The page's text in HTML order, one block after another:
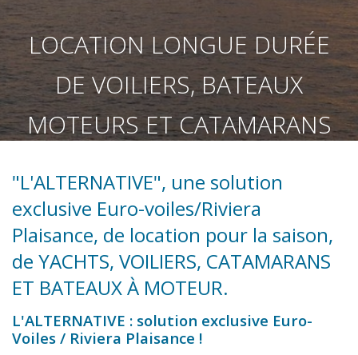
LOCATION LONGUE DURÉE
DE VOILIERS, BATEAUX
MOTEURS ET CATAMARANS
"L'ALTERNATIVE", une solution
exclusive Euro-voiles/Riviera
Plaisance, de location pour la saison,
de YACHTS, VOILIERS, CATAMARANS
ET BATEAUX À MOTEUR.
L'ALTERNATIVE : solution exclusive Euro-
Voiles / Riviera Plaisance !